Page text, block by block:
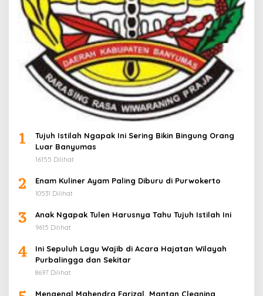
1
Tujuh Istilah Ngapak Ini Sering Bikin Bingung Orang
Luar Banyumas
16155 Dilihat
2 Enam Kuliner Ayam Paling Diburu di Purwokerto
10531 Dilihat
3 Anak Ngapak Tulen Harusnya Tahu Tujuh Istilah Ini
9615 Dilihat
4
Ini Sepuluh Lagu Wajib di Acara Hajatan Wilayah
Purbalingga dan Sekitar
8697 Dilihat
Mengenal Mahendra Farizal, Mantan Cleaning